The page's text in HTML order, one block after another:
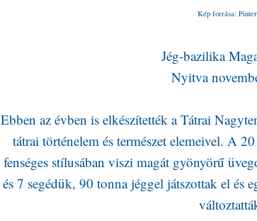
Kép forrása:
Jég-bazilika
Nyitva
Ebben az évben is elkészítették a Tátrai
tátrai történelem és természet elemeivel. A
fenséges stílusában viszi magát gyönyörű
és 7 segédük, 90 tonna jéggel játszottak el és